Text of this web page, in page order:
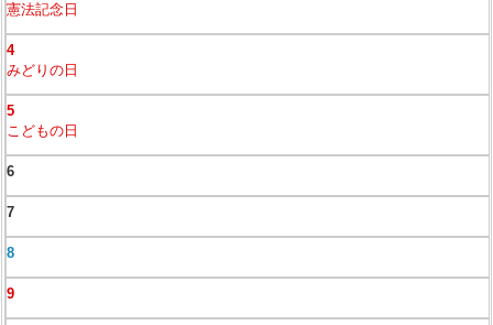
憲法記念日
4
みどりの日
5
こどもの日
6
7
8
9